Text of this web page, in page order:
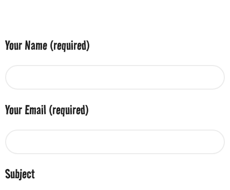
Your Name (required)
Your Email (required)
Subject